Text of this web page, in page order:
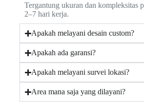
Tergantung ukuran dan kompleksitas
2–7 hari kerja.
Apakah melayani desain custom?
Apakah ada garansi?
Apakah melayani survei lokasi?
Area mana saja yang dilayani?